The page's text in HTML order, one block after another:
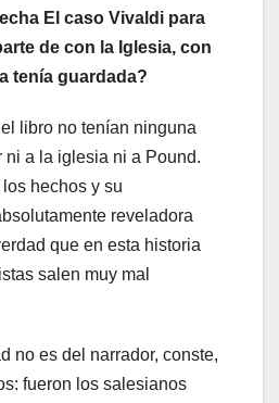
El caso Vivaldi para
de con la Iglesia, con
tenía guardada?
libro no tenían ninguna
ni a la iglesia ni a Pound.
hechos y su
reveladora
que en esta historia
salen muy mal
no es del narrador, conste,
fueron los salesianos